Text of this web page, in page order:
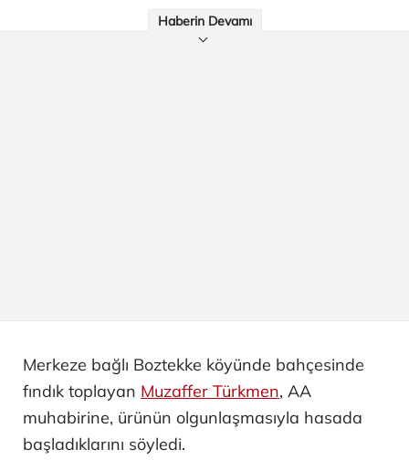
Haberin Devamı
Merkeze bağlı Boztekke köyünde bahçesinde
fındık toplayan Muzaffer Türkmen, AA
muhabirine, ürünün olgunlaşmasıyla hasada
başladıklarını söyledi.